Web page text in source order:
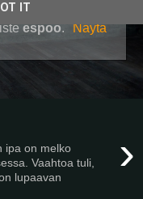
espoo.
Näytä
›
ipa on melko
Vaahtoa tuli,
lupaavan
IT